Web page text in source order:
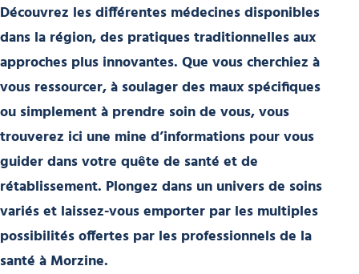
Découvrez les différentes médecines disponibles
dans la région, des pratiques traditionnelles aux
approches plus innovantes. Que vous cherchiez à
vous ressourcer, à soulager des maux spécifiques
ou simplement à prendre soin de vous, vous
trouverez ici une mine d’informations pour vous
guider dans votre quête de santé et de
rétablissement. Plongez dans un univers de soins
variés et laissez-vous emporter par les multiples
possibilités offertes par les professionnels de la
santé à Morzine.